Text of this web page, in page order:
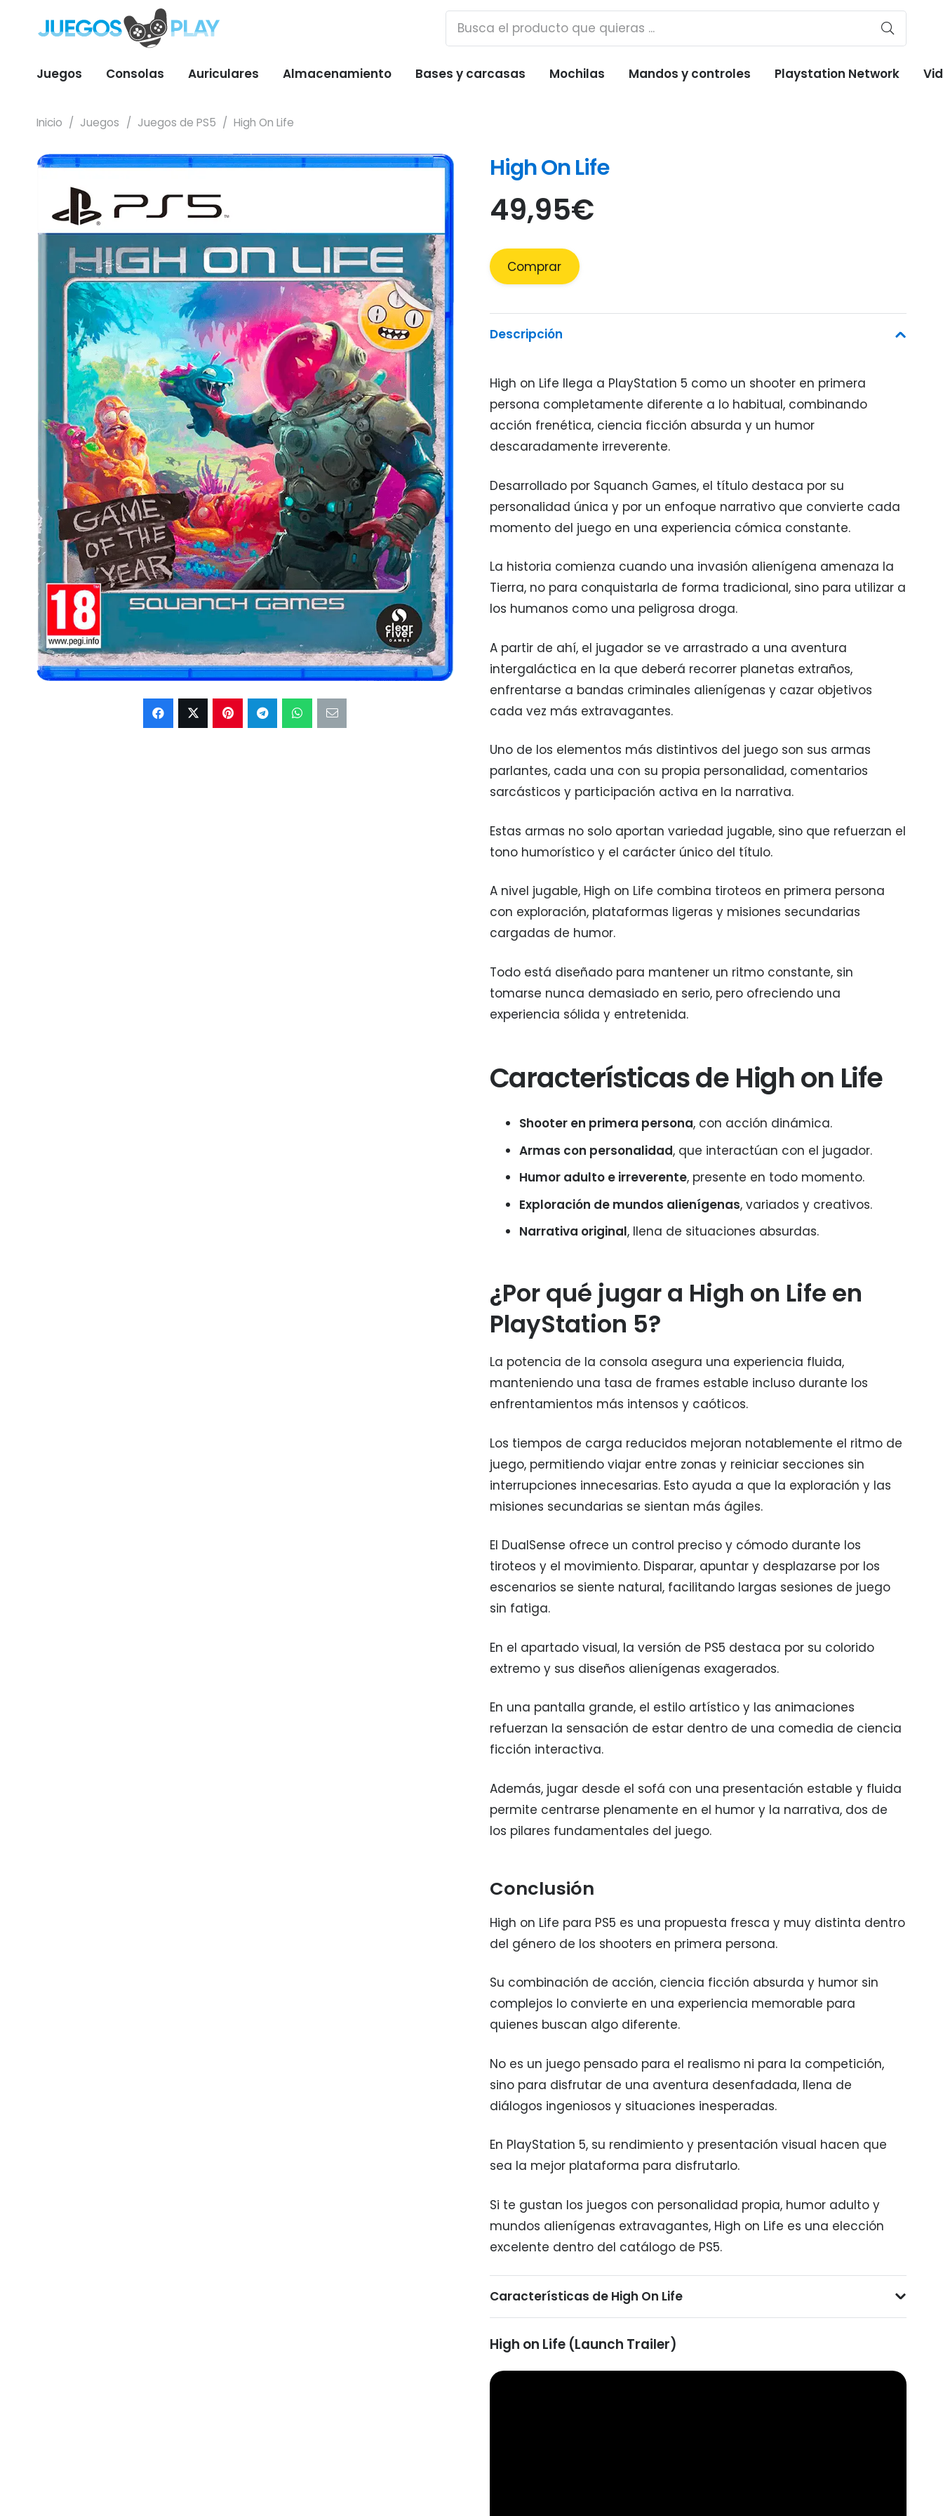
Juegos Consolas Auriculares Almacenamiento Bases y carcasas Mochilas Mandos y controles Playstation Network
Inicio / Juegos / Juegos de PS5 / High On Life
High On Life
49,95€
Comprar
Descripción
High on Life llega a PlayStation 5 como un shooter en primera
persona completamente diferente a lo habitual, combinando
acción frenética, ciencia ficción absurda y un humor
descaradamente irreverente.
Desarrollado por Squanch Games, el título destaca por su
personalidad única y por un enfoque narrativo que convierte cada
momento del juego en una experiencia cómica constante.
La historia comienza cuando una invasión alienígena amenaza la
Tierra, no para conquistarla de forma tradicional, sino para utilizar a
los humanos como una peligrosa droga.
A partir de ahí, el jugador se ve arrastrado a una aventura
intergaláctica en la que deberá recorrer planetas extraños,
enfrentarse a bandas criminales alienígenas y cazar objetivos
cada vez más extravagantes.
Uno de los elementos más distintivos del juego son sus armas
parlantes, cada una con su propia personalidad, comentarios
sarcásticos y participación activa en la narrativa.
Estas armas no solo aportan variedad jugable, sino que refuerzan el
tono humorístico y el carácter único del título.
A nivel jugable, High on Life combina tiroteos en primera persona
con exploración, plataformas ligeras y misiones secundarias
cargadas de humor.
Todo está diseñado para mantener un ritmo constante, sin
tomarse nunca demasiado en serio, pero ofreciendo una
experiencia sólida y entretenida.
Características de High on Life
Shooter en primera persona, con acción dinámica.
Armas con personalidad, que interactúan con el jugador.
Humor adulto e irreverente, presente en todo momento.
Exploración de mundos alienígenas, variados y creativos.
Narrativa original, llena de situaciones absurdas.
¿Por qué jugar a High on Life en
PlayStation 5?
La potencia de la consola asegura una experiencia fluida,
manteniendo una tasa de frames estable incluso durante los
enfrentamientos más intensos y caóticos.
Los tiempos de carga reducidos mejoran notablemente el ritmo de
juego, permitiendo viajar entre zonas y reiniciar secciones sin
interrupciones innecesarias. Esto ayuda a que la exploración y las
misiones secundarias se sientan más ágiles.
El DualSense ofrece un control preciso y cómodo durante los
tiroteos y el movimiento. Disparar, apuntar y desplazarse por los
escenarios se siente natural, facilitando largas sesiones de juego
sin fatiga.
En el apartado visual, la versión de PS5 destaca por su colorido
extremo y sus diseños alienígenas exagerados.
En una pantalla grande, el estilo artístico y las animaciones
refuerzan la sensación de estar dentro de una comedia de ciencia
ficción interactiva.
Además, jugar desde el sofá con una presentación estable y fluida
permite centrarse plenamente en el humor y la narrativa, dos de
los pilares fundamentales del juego.
Conclusión
High on Life para PS5 es una propuesta fresca y muy distinta dentro
del género de los shooters en primera persona.
Su combinación de acción, ciencia ficción absurda y humor sin
complejos lo convierte en una experiencia memorable para
quienes buscan algo diferente.
No es un juego pensado para el realismo ni para la competición,
sino para disfrutar de una aventura desenfadada, llena de
diálogos ingeniosos y situaciones inesperadas.
En PlayStation 5, su rendimiento y presentación visual hacen que
sea la mejor plataforma para disfrutarlo.
Si te gustan los juegos con personalidad propia, humor adulto y
mundos alienígenas extravagantes, High on Life es una elección
excelente dentro del catálogo de PS5.
Características de High On Life
High on Life (Launch Trailer)